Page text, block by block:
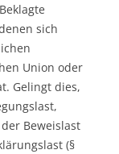
sich
Union oder
Gelingt dies,
Beweislast
(§